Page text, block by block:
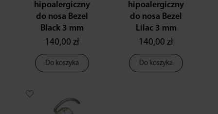
hipoalergiczny
do nosa Bezel
Black 3 mm
140,00 zł
Do koszyka
hipoalergiczny
do nosa Bezel
Lilac 3 mm
140,00 zł
Do koszyka